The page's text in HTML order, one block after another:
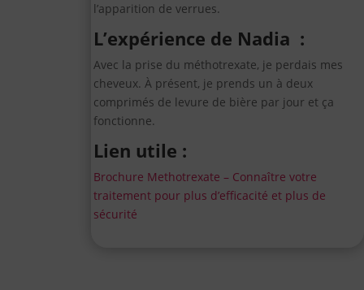
l’apparition de verrues.
L’expérience de Nadia :
Avec la prise du méthotrexate, je perdais mes
cheveux. À présent, je prends un à deux
comprimés de levure de bière par jour et ça
fonctionne.
Lien utile :
Brochure Methotrexate – Connaître votre
traitement pour plus d’efficacité et plus de
sécurité